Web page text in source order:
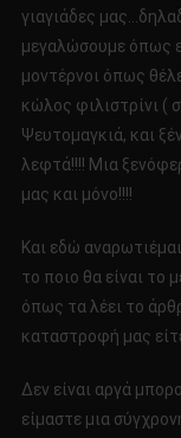
γιαγιάδες
μεγαλώσουμε όπως
μοντέρνοι όπως
κώλος φιλιστρίνι (
Ψευτομαγκιά, και
λεφτά!!!! Μια
μας και μόνο!!!!
Και εδώ
το ποιο θα είναι το
όπως τα λέει το
καταστροφή μας
Δεν είναι αργά
είμαστε μια